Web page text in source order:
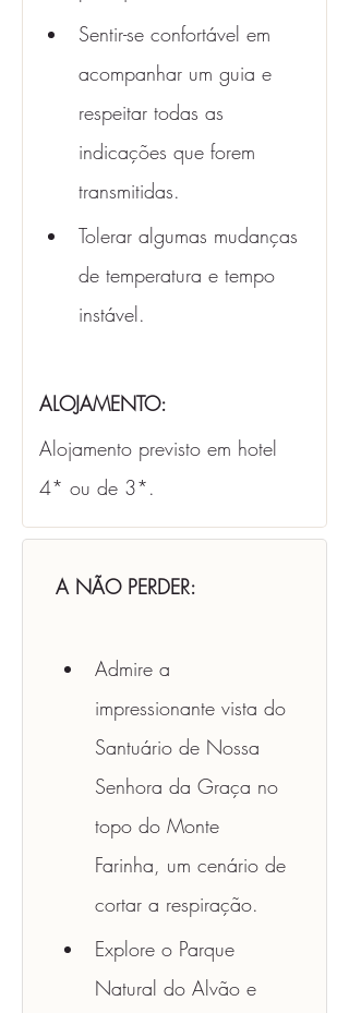
Sentir-se confortável em
acompanhar um guia e
respeitar todas as
indicações que forem
transmitidas.
Tolerar algumas mudanças
de temperatura e tempo
instável.
ALOJAMENTO:
Alojamento previsto em hotel
4* ou de 3*.
A NÃO PERDER:
Admire a
impressionante vista do
Santuário de Nossa
Senhora da Graça no
topo do Monte
Farinha, um cenário de
cortar a respiração.
Explore o Parque
Natural do Alvão e